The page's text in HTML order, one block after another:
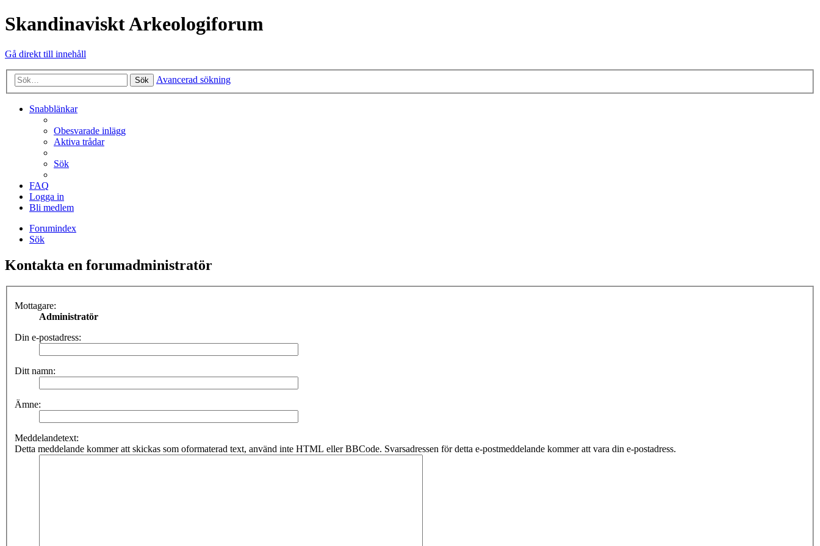
Skandinaviskt Arkeologiforum
Gå direkt till innehåll
Sök Avancerad sökning
Snabblänkar
Obesvarade inlägg
Aktiva trådar
Sök
FAQ
Logga in
Bli medlem
Forumindex
Sök
Kontakta en forumadministratör
Mottagare:
Administratör
Din e-postadress:
Ditt namn:
Ämne:
Meddelandetext:
Detta meddelande kommer att skickas som oformaterad text, använd inte HTML eller BBCode. Svarsadressen för detta e-postmeddelande kommer att vara din e-postadress.